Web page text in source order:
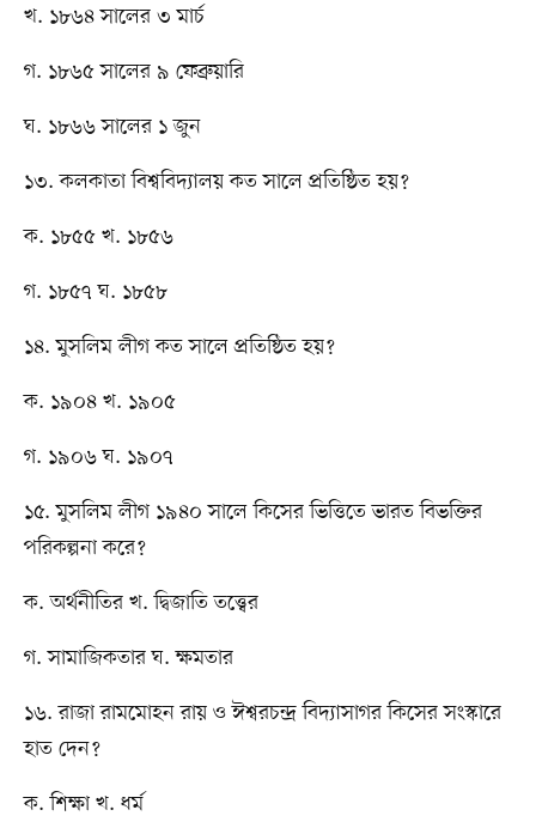
খ. ১৮৬৪ সালের ৩ মার্চ
গ. ১৮৬৫ সালের ৯ ফেব্রুয়ারি
ঘ. ১৮৬৬ সালের ১ জুন
১৩. কলকাতা বিশ্ববিদ্যালয় কত সালে প্রতিষ্ঠিত হয়?
ক. ১৮৫৫ খ. ১৮৫৬
গ. ১৮৫৭ ঘ. ১৮৫৮
১৪. মুসলিম লীগ কত সালে প্রতিষ্ঠিত হয়?
ক. ১৯০৪ খ. ১৯০৫
গ. ১৯০৬ ঘ. ১৯০৭
১৫. মুসলিম লীগ ১৯৪০ সালে কিসের ভিত্তিতে ভারত বিভক্তির
পরিকল্পনা করে?
ক. অর্থনীতির খ. দ্বিজাতি তত্ত্বের
গ. সামাজিকতার ঘ. ক্ষমতার
১৬. রাজা রামমোহন রায় ও ঈশ্বরচন্দ্র বিদ্যাসাগর কিসের সংস্কারে
হাত দেন?
ক. শিক্ষা খ. ধর্ম